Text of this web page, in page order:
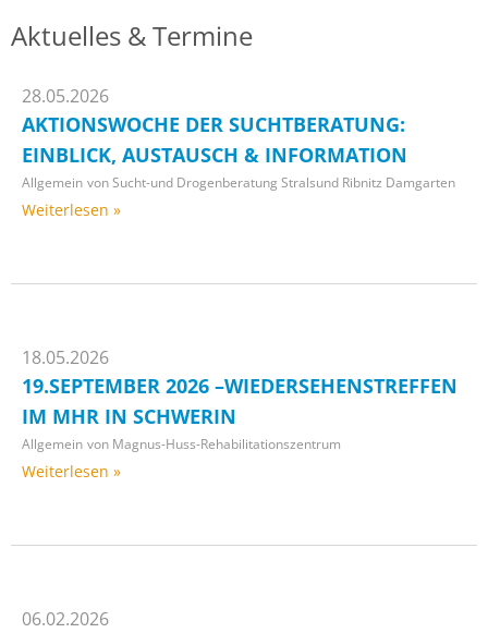
Aktuelles & Termine
28.05.2026
AKTIONSWOCHE DER SUCHTBERATUNG:
EINBLICK, AUSTAUSCH & INFORMATION
Allgemein vonSucht-und Drogenberatung Stralsund Ribnitz Damgarten
Weiterlesen »
18.05.2026
19.SEPTEMBER 2026 –WIEDERSEHENSTREFFEN
IM MHR IN SCHWERIN
Allgemein von Magnus-Huss-Rehabilitationszentrum
Weiterlesen »
06.02.2026